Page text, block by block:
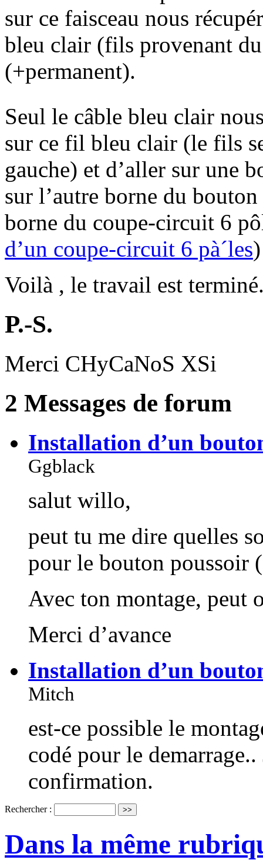
sur ce faisceau nous
bleu clair (fils provenant
(+permanent).
Seul le câble bleu clair
sur ce fil bleu clair (le fils
gauche) et d’aller sur une
sur l’autre borne du
borne du coupe-circuit 6
d’un coupe-circuit 6 pà´les)
Voilà , le travail est
P.-S.
Merci CHyCaNoS XSi
2 Messages de forum
Installation d’un
Ggblack
salut willo,
peut tu me dire quelles
pour le bouton poussoir
Avec ton montage, peut
Merci d’avance
Installation d’un
Mitch
est-ce possible le
codé pour le
confirmation.
Rechercher :
Dans la même